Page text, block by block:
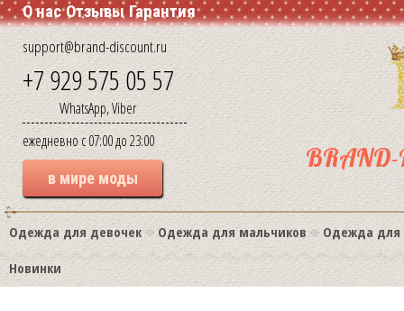
О нас Отзывы Гарантия
support@brand-discount.ru
+7 929 575 05 57
WhatsApp, Viber
ежедневно с 07:00 до 23:00
в мире моды
BRAND-
Одежда для девочек Одежда для мальчиков
Одежда для
Новинки